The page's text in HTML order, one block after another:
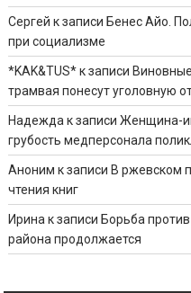
Сергей к записи Бенес Айо.
при социализме
*KAK&TUS*к записи
трамвая понесут уголовную
Надежда к записиЖенщина-
грубость медперсонала
Аноним к записи В ржевском
чтения книг
Ирина к записи Борьба
района продолжается